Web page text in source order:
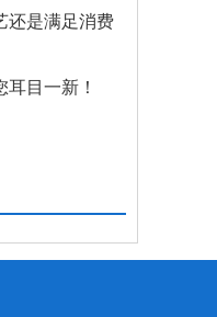
还是满足消费
目一新！